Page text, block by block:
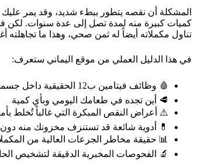
المشكلة أن نقصه يتطور ببطء شديد، وقد يمر
كميات كبيرة منه لمدة تصل إلى عدة سنوات. لكن
تناول مكملاته أيضاً له ثمن صحي، وهذا ما تجاهلته
في هذا الدليل العملي من موقع اليماني ستعرف:
🩸 وظائف فيتامين ب12 الحقيقية داخل جسمك وعلاقته بالدم والأعصاب
🥩 أين تجده في طعامك اليومي وبأي كمية
⚠️ أعراض النقص المبكرة التي غالباً تُخلط
💊 أدوية شائعة قد تستنزف مخزونك منه
📊 حقيقة مخاطر الجرعات العالية من
🔬 الفحوصات المخبرية الدقيقة لتشخيص